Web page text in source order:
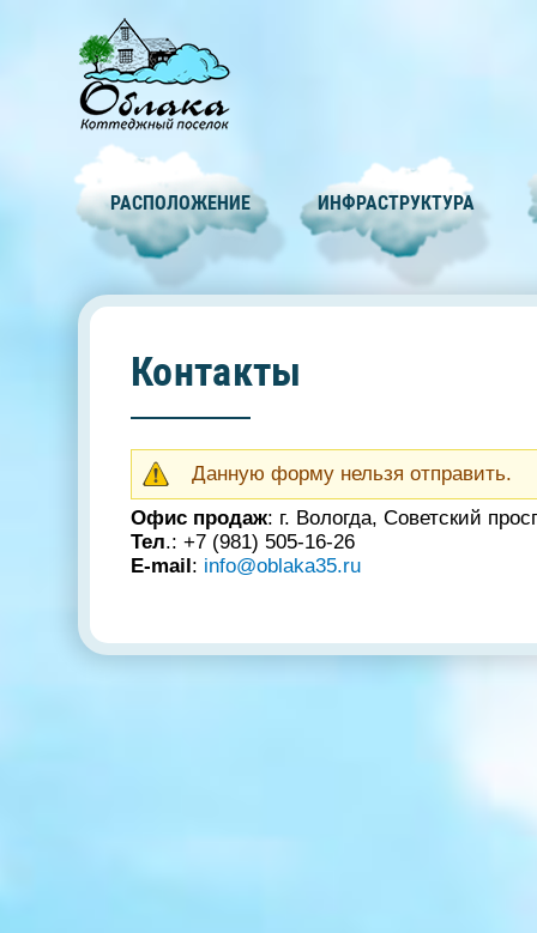
РАСПОЛОЖЕНИЕ ИНФРАСТРУКТУРА
Контакты
Предупреждение
Данную форму нельзя отправить.
Офис продаж: г. Вологда, Советский
Тел.: +7 (981) 505-16-26
E-mail: info@oblaka35.ru